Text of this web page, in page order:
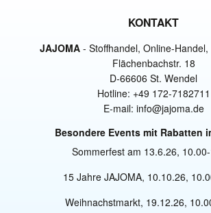
KONTAKT
JAJOMA- Stoffhandel, Online-Handel,
Flächenbachstr. 18
D-66606 St. Wendel
Hotline: +49 172-7182711
E-mail: info@jajoma.de
Besondere Events mit Rabatten
Sommerfest am 13.6.26,
15 Jahre JAJOMA, 10.10.26,
Weihnachstmarkt, 19.12.26,